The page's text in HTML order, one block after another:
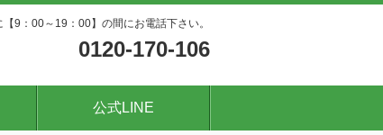
9：00～19：00】の間にお電話下さい。
0120-170-106
公式LINE